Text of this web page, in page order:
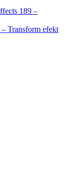
189 –
Transform efekt